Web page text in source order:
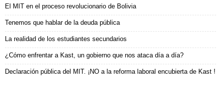
El MIT en el proceso revolucionario de Bolivia
Tenemos que hablar de la deuda pública
La realidad de los estudiantes secundarios
¿Cómo enfrentar a Kast, un gobierno que nos ataca día a día?
Declaración pública del MIT. ¡NO a la reforma laboral encubierta de Kast !